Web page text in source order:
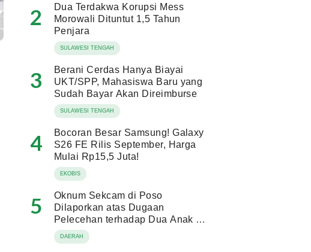
2
Dua Terdakwa Korupsi Mess
Morowali Dituntut 1,5 Tahun
Penjara
SULAWESI TENGAH
3
Berani Cerdas Hanya Biayai
UKT/SPP, Mahasiswa Baru yang
Sudah Bayar Akan Direimburse
SULAWESI TENGAH
4
Bocoran Besar Samsung! Galaxy
S26 FE Rilis September, Harga
Mulai Rp15,5 Juta!
EKOBIS
5
Oknum Sekcam di Poso
Dilaporkan atas Dugaan
Pelecehan terhadap Dua Anak di
Bawah Umur
DAERAH